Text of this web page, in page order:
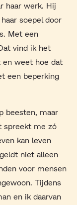
haar werk. Hij
soepel door
Met een
vind ik het
en weet hoe dat
een beperking
beesten, maar
spreekt me zó
kan leven
niet alleen
voor mensen
Tijdens
en ik daarvan